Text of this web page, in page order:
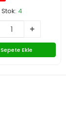
Stok: 4
Sepete Ekle